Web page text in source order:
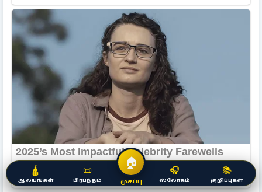
🛕
ஆலயங்கள்
📜
பிரபந்தம்
🏠
முகப்பு
🎧
ஸ்லோகம்
📚
குறிப்புகள்